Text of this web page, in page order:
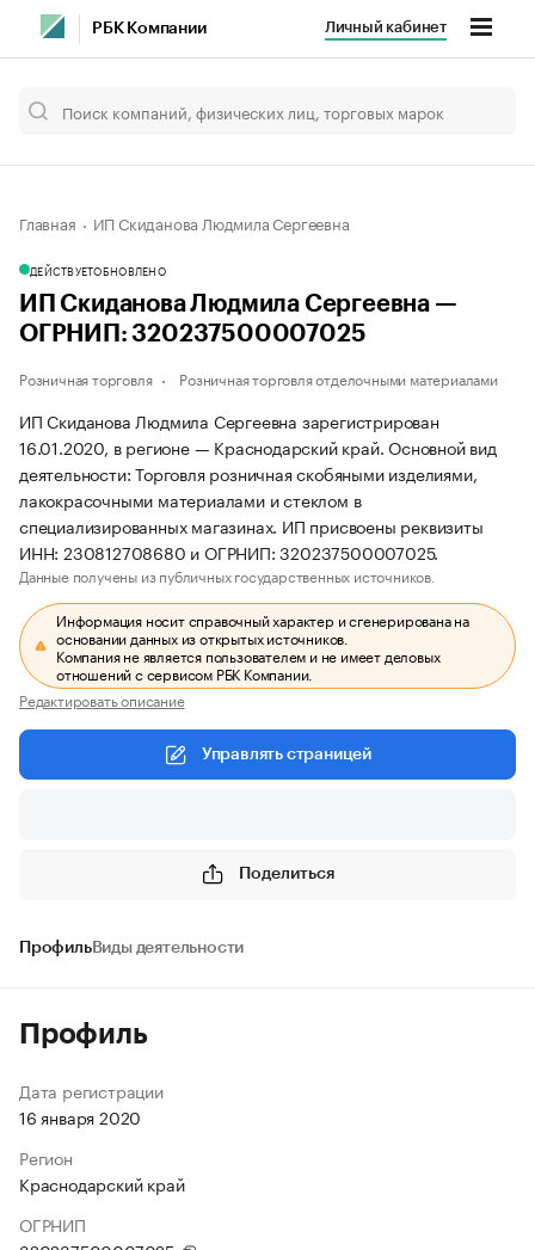
РБК Компании Личный кабинет
Главная ИП Скиданова Людмила Сергеевна
ДЕЙСТВУЕТОБНОВЛЕНО
ИП Скиданова Людмила Сергеевна —
ОГРНИП: 320237500007025
Розничная торговля Розничная торговля отделочными материалами
ИП Скиданова Людмила Сергеевна зарегистрирован
16.01.2020, в регионе — Краснодарский край. Основной вид
деятельности: Торговля розничная скобяными изделиями,
лакокрасочными материалами и стеклом в
специализированных магазинах. ИП присвоены реквизиты
ИНН: 230812708680 и ОГРНИП: 320237500007025.
Данные получены из публичных государственных источников.
Информация носит справочный характер и сгенерирована на
основании данных из открытых источников.
Компания не является пользователем и не имеет деловых
отношений с сервисом РБК Компании.
Редактировать описание
Управлять страницей
Поделиться
ПрофильВиды деятельности
Профиль
Дата регистрации
16 января 2020
Регион
Краснодарский край
ОГРНИП